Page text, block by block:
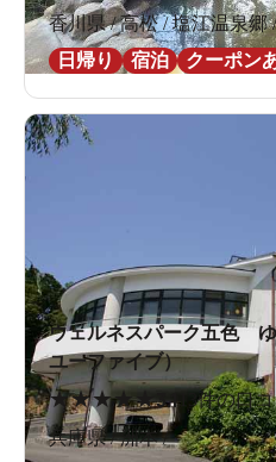
香川県 / 高松 / 塩江温泉郷
日帰り
宿泊 クーポン
ウェルネスパーク五色
ユーファイブ）
★★★★★3.113件の口コ
兵庫県 / 洲本 /